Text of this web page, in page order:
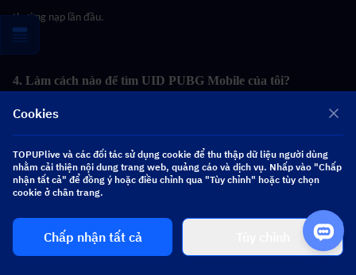
thưởng nạp lần đầu.
4. Làm cách nào để tìm UID PUBG Mobile của tôi?
Mở PUBG Mobile, đi tới hồ sơ của bạn (nhấn vào ảnh đại diện ở phía trên
màn hình chính). UID gồm 9 chữ số của bạn sẽ được hiển thị tại đó. Bạn
không cần thêm bất cứ thông tin nào khác — chỉ cần ID và máy chủ của
Cookies
TOPUPlive và các đối tác sử dụng cookie để thu thập dữ liệu người dùng
nhằm cải thiện nội dung trang web, quảng cáo và dịch vụ. Nhấp vào "Chấp
nhận tất cả" để đồng ý hoặc điều chỉnh qua "Tùy chỉnh" hoặc tùy chọn
cookie ở chân trang.
Chấp nhận tất cả